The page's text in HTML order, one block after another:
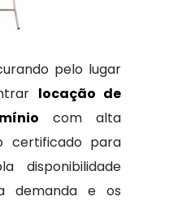
pelo lugar
locação de
com alta
certificado para
disponibilidade
demanda e os